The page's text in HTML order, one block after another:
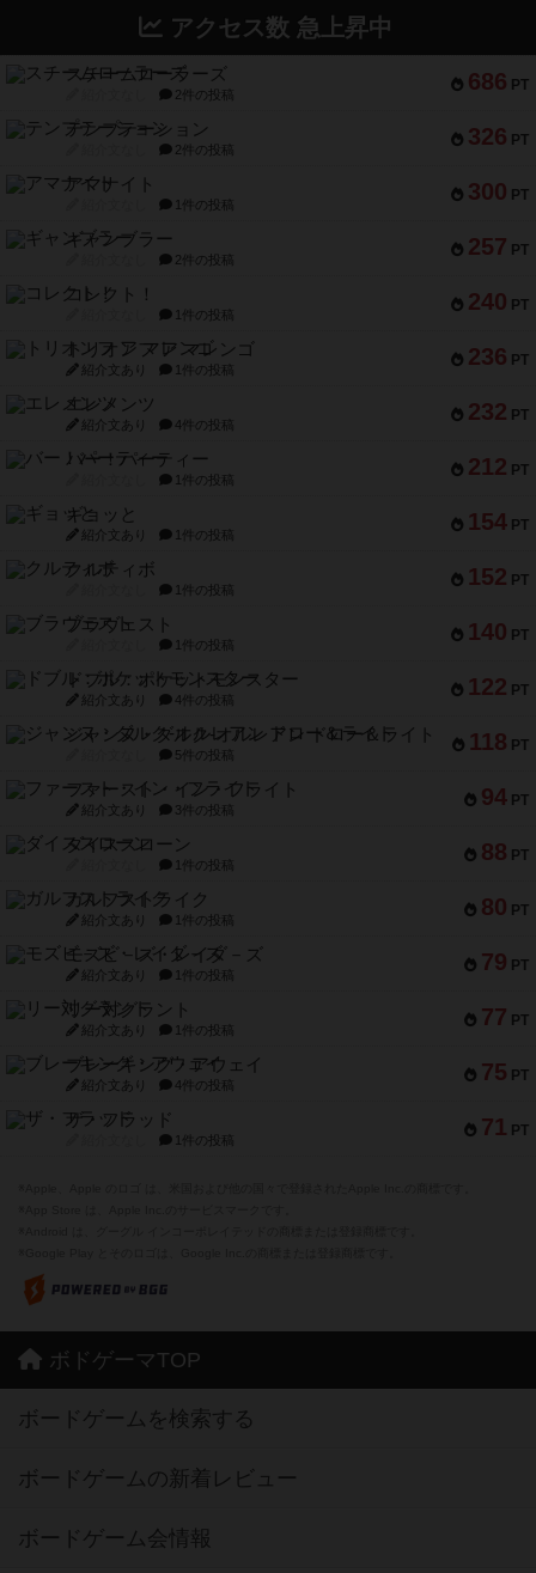
アクセス数 急上昇中
686 PT
スチームローラーズ
2件の投稿
326 PT
テンプテーション
2件の投稿
300 PT
アマナイト
1件の投稿
257 PT
ギャンブラー
2件の投稿
240 PT
コレクト！
1件の投稿
236 PT
トリオンフ ア マレンゴ
紹介文あり 1件の投稿
232 PT
エレメンツ
紹介文あり 4件の投稿
212 PT
バー！パーティー
1件の投稿
154 PT
ギョッと
紹介文あり 1件の投稿
152 PT
クルティボ
1件の投稿
140 PT
ブラヴェスト
1件の投稿
122 PT
ドブル：ポケットモンスター
紹介文あり 4件の投稿
118 PT
ジャンヌ・ダルク-オルレアン ドロー＆ライト
5件の投稿
94 PT
ファースト・イン・フライト
紹介文あり 3件の投稿
88 PT
ダイススローン
1件の投稿
80 PT
ガルフストライク
紹介文あり 1件の投稿
79 PT
モズビ－ズ・レイダ－ズ
紹介文あり 1件の投稿
77 PT
リー対グラント
紹介文あり 1件の投稿
75 PT
ブレーキング・アウェイ
紹介文あり 4件の投稿
71 PT
ザ・フラッド
1件の投稿
ボドゲーマTOP
ボードゲームを検索する
ボードゲームの新着レビュー
ボードゲーム会情報